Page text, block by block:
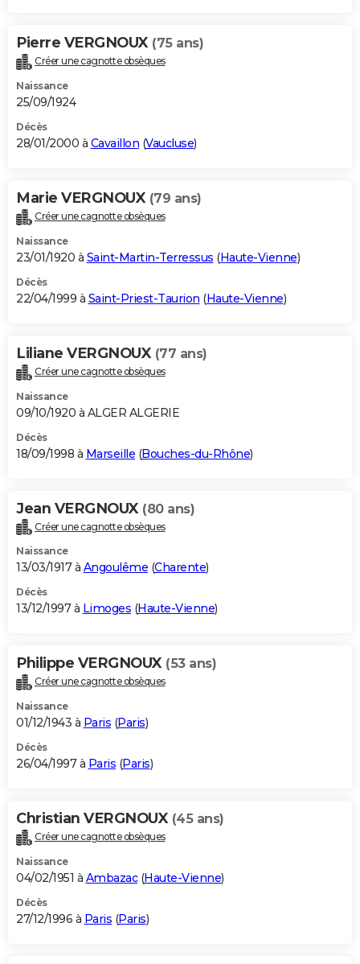
Pierre VERGNOUX (75 ans)
Créer une cagnotte obsèques
Naissance
25/09/1924
Décès
28/01/2000 à Cavaillon (Vaucluse)
Marie VERGNOUX (79 ans)
Créer une cagnotte obsèques
Naissance
23/01/1920 à Saint-Martin-Terressus (Haute-Vienne)
Décès
22/04/1999 à Saint-Priest-Taurion (Haute-Vienne)
Liliane VERGNOUX (77 ans)
Créer une cagnotte obsèques
Naissance
09/10/1920 à ALGER ALGERIE
Décès
18/09/1998 à Marseille (Bouches-du-Rhône)
Jean VERGNOUX (80 ans)
Créer une cagnotte obsèques
Naissance
13/03/1917 à Angoulême (Charente)
Décès
13/12/1997 à Limoges (Haute-Vienne)
Philippe VERGNOUX (53 ans)
Créer une cagnotte obsèques
Naissance
01/12/1943 à Paris (Paris)
Décès
26/04/1997 à Paris (Paris)
Christian VERGNOUX (45 ans)
Créer une cagnotte obsèques
Naissance
04/02/1951 à Ambazac(Haute-Vienne)
Décès
27/12/1996 à Paris (Paris)